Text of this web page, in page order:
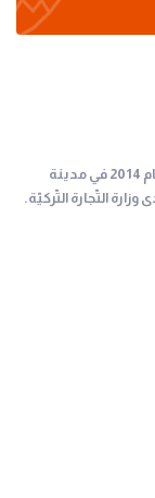
شركة A&J للخدمات الاستثماريّة في تركيا تأسّست عام 2014 في مدينة
التّجارة التّركيّة.